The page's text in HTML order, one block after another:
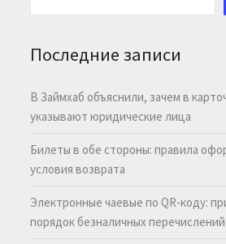
Последние записи
В Займхаб объяснили, зачем в
указывают юридические лица
Билеты в обе стороны: правила
условия возврата
Электронные чаевые по QR-коду:
порядок безналичных перечислений